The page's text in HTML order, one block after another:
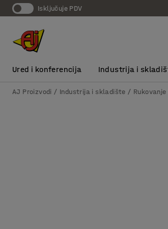
Isključuje PDV
Ured i konferencija Industrija i
AJ Proizvodi Industrija i skladište